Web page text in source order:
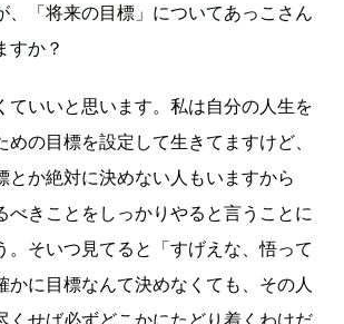
、「将来の目標」についてあっこさん
すか？
ていいと思います。私は自分の人生を
めの目標を設定して生きてますけど、
とか絶対に決めない人もいますから
べきことをしっかりやると言うことに
。そいつ見てると「すげえな、悟って
かに目標なんて決めなくても、その人